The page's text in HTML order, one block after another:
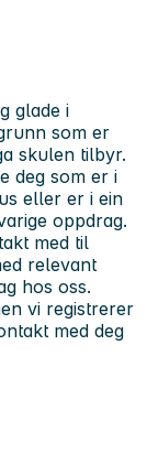
glade i
som er
skulen tilbyr.
deg som er i
eller er i ein
oppdrag.
med til
relevant
hos oss.
vi registrerer
med deg